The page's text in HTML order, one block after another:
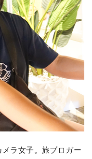
ラ女子。旅ブロガー